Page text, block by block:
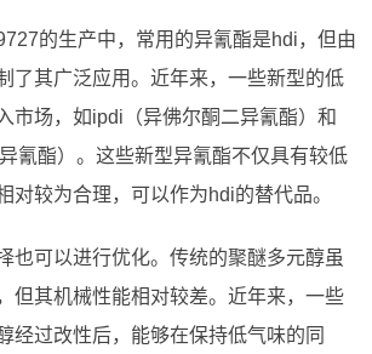
的生产中，常用的异氰酯是hdi，但由
了其广泛应用。近年来，一些新型的低
市场，如ipdi（异佛尔酮二异氰酯）和
氰酯）。这些新型异氰酯不仅具有较低
对较为合理，可以作为hdi的替代品。
也可以进行优化。传统的聚醚多元醇虽
但其机械性能相对较差。近年来，一些
经过改性后，能够在保持低气味的同